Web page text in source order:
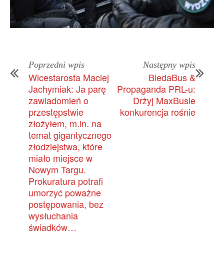
Poprzedni wpis
Wicestarosta Maciej
Jachymiak: Ja parę
zawiadomień o
przestępstwie
złożyłem, m.in. na
temat gigantycznego
złodziejstwa, które
miało miejsce w
Nowym Targu.
Prokuratura potrafi
umorzyć poważne
postępowania, bez
wysłuchania
świadków…
Następny wpis
BiedaBus &
Propaganda PRL-u:
Drżyj MaxBusie
konkurencja rośnie